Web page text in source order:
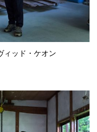
ィッド・ケオン